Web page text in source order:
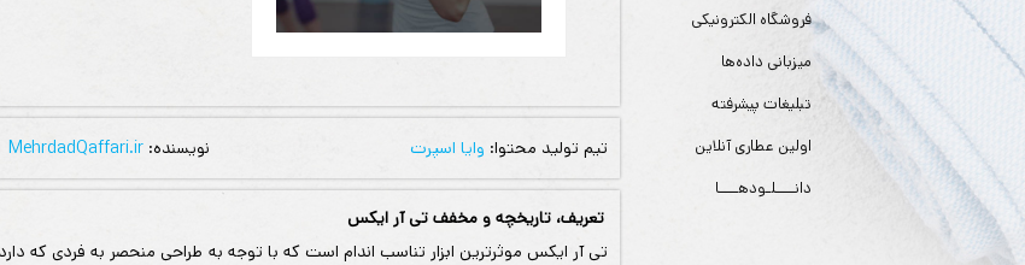
فروشگاه الکترونیکی
میزبانی داده‌ها
تبلیغات پیشرفته
اولین عطاری آنلاین
دانــــلـودهــــا
تیم تولید محتوا: وایا اسپرت نویسنده: MehrdadQaffari.ir
تعریف، تاریخچه و مخفف تی آر ایکس
تی آر ایکس موثرترین ابزار تناسب اندام است که با توجه به طراحی منحصر به فردی که